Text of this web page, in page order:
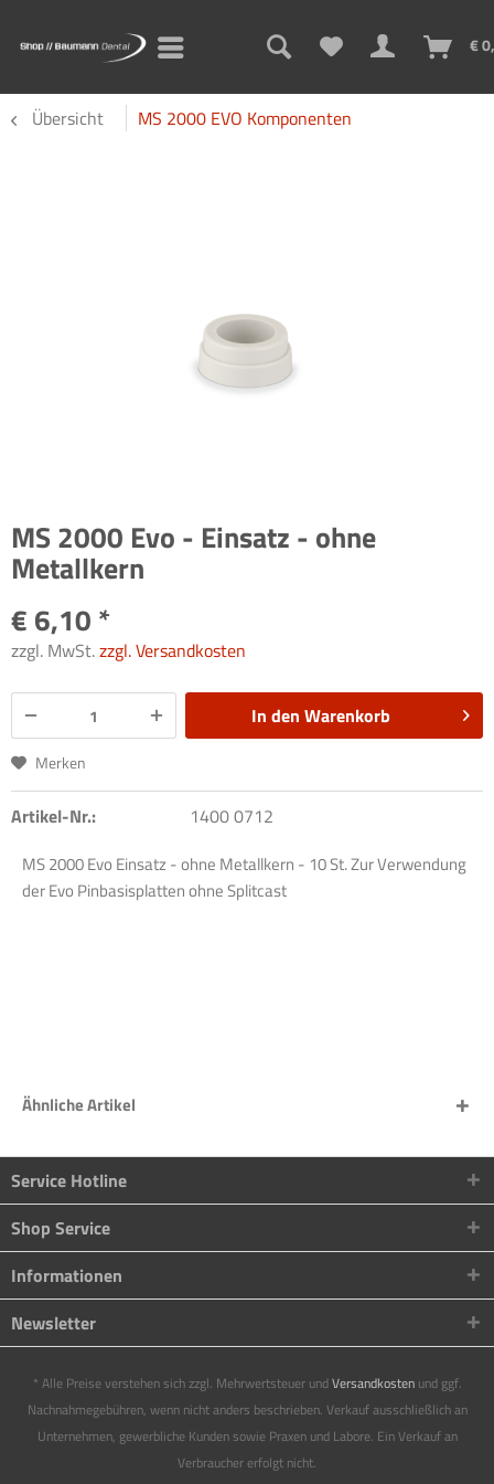
€
Übersicht MS 2000 EVO Komponenten
MS 2000 Evo - Einsatz - ohne
Metallkern
€ 6,10 *
zzgl. MwSt.zzgl. Versandkosten
In den Warenkorb
Merken
Artikel-Nr.: 1400 0712
MS 2000 Evo Einsatz - ohne Metallkern - 10 St. Zur Verwendung
der Evo Pinbasisplatten ohne Splitcast
Ähnliche Artikel
Service Hotline
Shop Service
Informationen
Newsletter
* Alle Preise verstehen sich zzgl. Mehrwertsteuer undVersandkostenund ggf.
Nachnahmegebühren, wenn nicht anders beschrieben. Verkauf ausschließlich an
Unternehmen, gewerbliche Kunden sowie Praxen und Labore. Ein Verkauf an
Verbraucher erfolgt nicht.